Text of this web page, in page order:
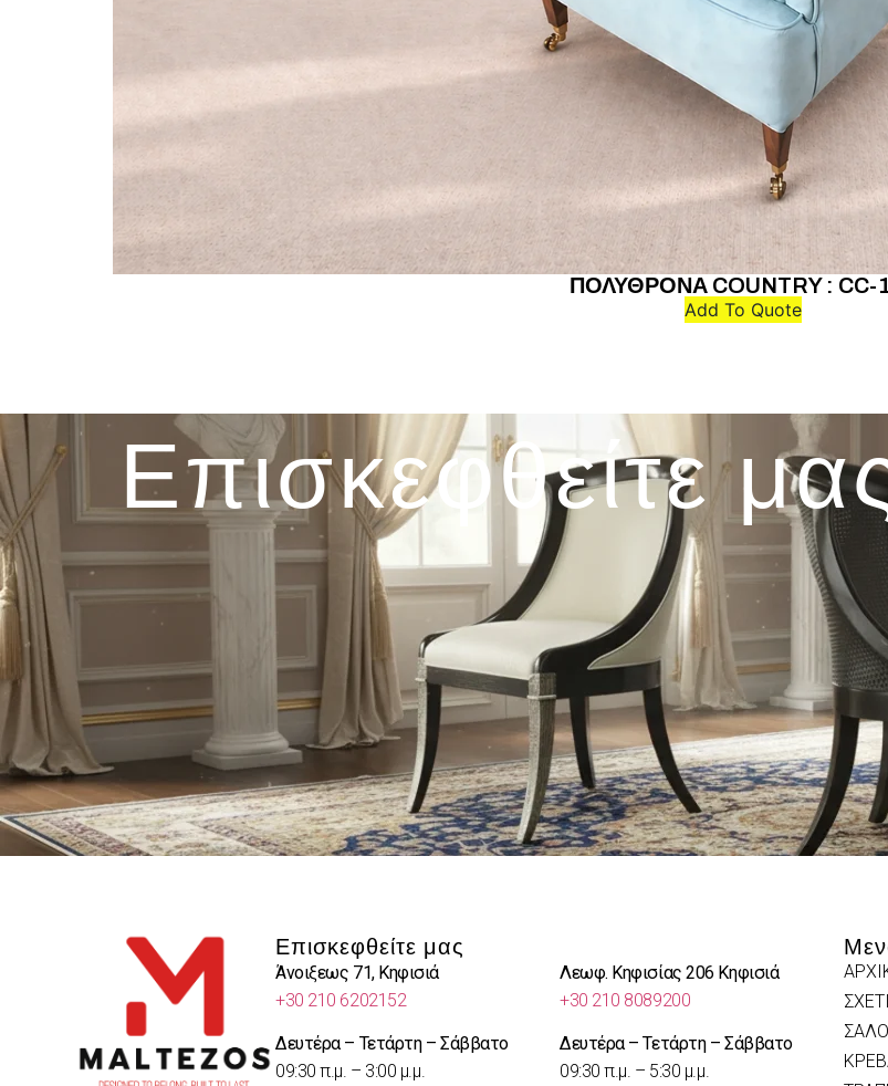
ΠΟΛΥΘΡΟΝΑ COUNTRY : CC-
Add To Quote
Επισκεφθείτε
Επισκεφθείτε μας
Άνοιξεως 71, Κηφισιά
+30 210 6202152
Δευτέρα – Τετάρτη – Σάββατο
09:30 π.μ. – 3:00 μ.μ.
Λεωφ. Κηφισίας 206 Κηφισιά
+30 210 8089200
Δευτέρα – Τετάρτη – Σάββατο
09:30 π.μ. – 5:30 μ.μ.